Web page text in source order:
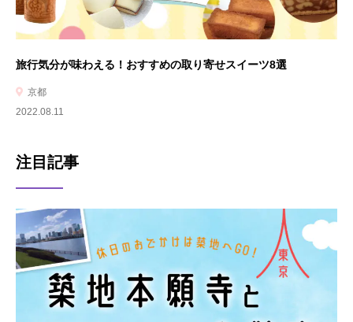
旅行気分が味わえる！おすすめの取り寄せスイーツ8選
京都
2022.08.11
注目記事